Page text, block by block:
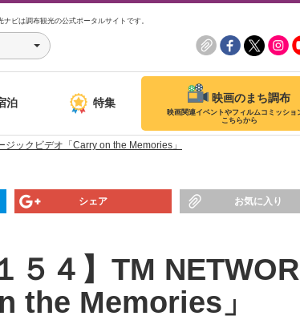
ビは調布観光の公式ポータルサイトです。
泊 特集 映画のまち調布
映画関連イベントやフィルムコミッショ
こちらから
ックビデオ「Carry on the Memories」
シェア お気に入り
５４】TM
the Memories」